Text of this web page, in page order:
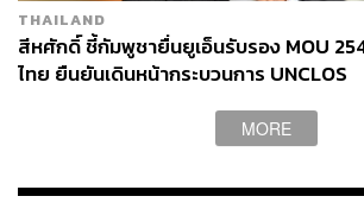
THAILAND
สีหศักดิ์ ชี้กัมพูชายื่นยูเอ็นรับรอง MOU
ไทย ยืนยันเดินหน้ากระบวนการ UNCLOS
MORE